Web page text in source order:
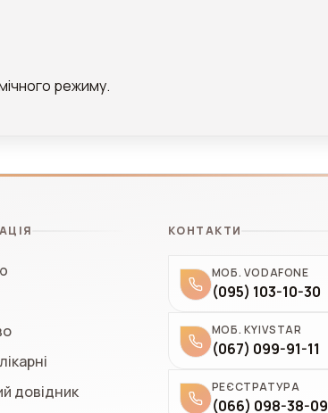
режиму.
довідник
КОНТАКТИ
МОБ. VODAFONE
(095) 103-10-30
МОБ. KYIVSTAR
(067) 099-91-11
РЕЄСТРАТУРА
(066) 098-38-09